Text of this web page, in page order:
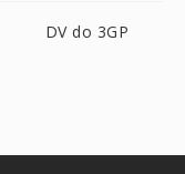
DV do 3GP